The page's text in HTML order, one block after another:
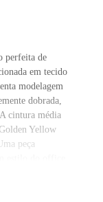
perfeita de
em tecido
modelagem
dobrada,
cintura média
Yellow
peça